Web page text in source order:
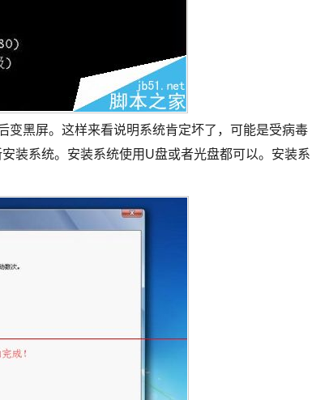
变黑屏。这样来看说明系统肯定坏了，可能是受病毒
装系统。安装系统使用U盘或者光盘都可以。安装系